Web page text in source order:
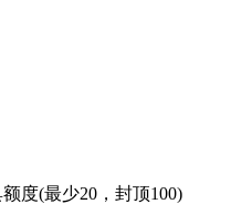
度(最少20，封顶100)